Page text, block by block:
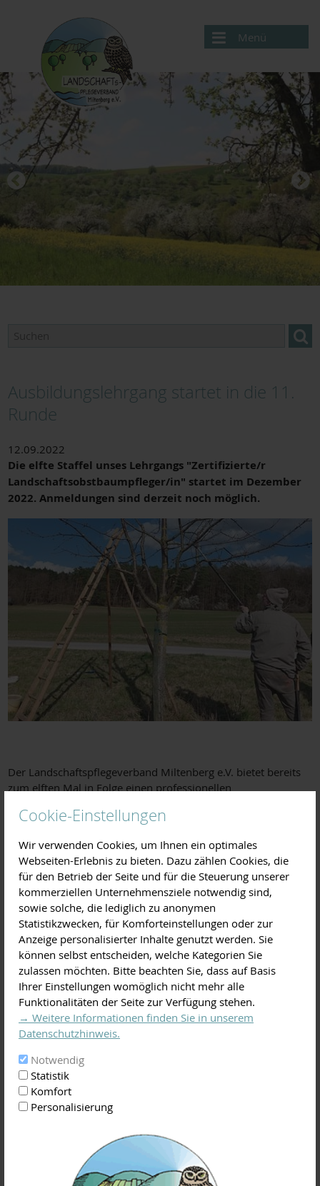
Cookie-Einstellungen
Wir verwenden Cookies, um Ihnen ein optimales
Webseiten-Erlebnis zu bieten. Dazu zählen Cookies, die
für den Betrieb der Seite und für die Steuerung unserer
kommerziellen Unternehmensziele notwendig sind,
sowie solche, die lediglich zu anonymen
Statistikzwecken, für Komforteinstellungen oder zur
Anzeige personalisierter Inhalte genutzt werden. Sie
können selbst entscheiden, welche Kategorien Sie
zulassen möchten. Bitte beachten Sie, dass auf Basis
Ihrer Einstellungen womöglich nicht mehr alle
Funktionalitäten der Seite zur Verfügung stehen.
→ Weitere Informationen finden Sie in unserem
Datenschutzhinweis.
Notwendig
Statistik
Komfort
Personalisierung
Menü
Aktuelles
Verband
Projekte
Service
Ausbildungslehrgang startet in die 11.
Runde
12.09.2022
Die elfte Staffel unses Lehrgangs "Zertifizierte/r
Landschaftsobstbaumpfleger/in" startet im Dezember
2022. Anmeldungen sind derzeit noch möglich.
Der Landschaftspflegeverband Miltenberg e.V. bietet bereits
zum elften Mal in Folge einen professionellen
Landschaftsobstbaumpfleger an.
Innerhalb eines Jahres haben die Teilnehmer die Möglichkeit,
in sechs Unterrichtseinheiten ein umfangreiches Wissen zum
Thema Baumschnitt und Baumpflege zu erlernen und im
Anschluss eine erfolgreiche Prüfung zu absolvieren. Wie
bereits in den Jahren zuvor wird Gartenbaumeister Josef
Weimer den Kurs leiten und in Theorie und Praxis die
traditionelle und moderne, naturgemäße Obstbaumpflege
von hochstämmigen Obstbäumen lehren.
Jedes Unterrichtsmodul hat einen eigenen thematischen
Schwerpunkt und findet zweitägig am Wochenende jeweils
von 9.00 – 17.00 Uhr in Kleinwallstadt, Obernburg und der
näheren Umgebung statt.
Übungswochenende betragen 90,00 Euro pro Person. Für die
Abschlussprüfung wird eine Gebühr von 70,00 Euro
veranschlagt.
Die Kurse finden an folgenden Terminen statt:
10. / 11. Dezember
2022